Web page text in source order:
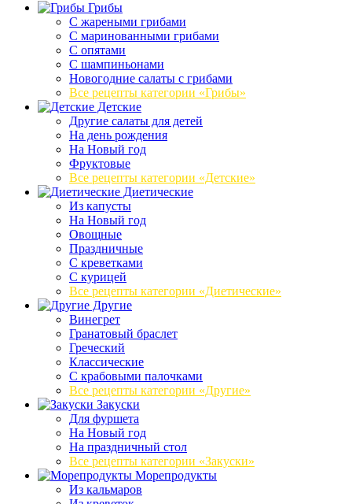
Грибы
C жареными грибами
C маринованными грибами
C опятами
C шампиньонами
Новогодние салаты с грибами
Все рецепты категории «Грибы»
Детские
Другие салаты для детей
На день рождения
На Новый год
Фруктовые
Все рецепты категории «Детские»
Диетические
Из капусты
На Новый год
Овощные
Праздничные
С креветками
С курицей
Все рецепты категории «Диетические»
Другие
Винегрет
Гранатовый браслет
Греческий
Классические
С крабовыми палочками
Все рецепты категории «Другие»
Закуски
Для фуршета
На Новый год
На праздничный стол
Все рецепты категории «Закуски»
Морепродукты
Из кальмаров